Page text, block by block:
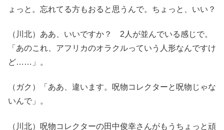
ょっと。忘れてる方もおると思うんで。ちょっと、いい？
（川北）ああ、いいですか？ 2人が並んでいる感じで。
「あのこれ、アフリカのオラクルっていう人形なんですけ
ど……」。
（ガク）「ああ、違います。呪物コレクターと呪物じゃな
いんで」。
（川北）呪物コレクターの田中俊幸さんがもうちょっと頑